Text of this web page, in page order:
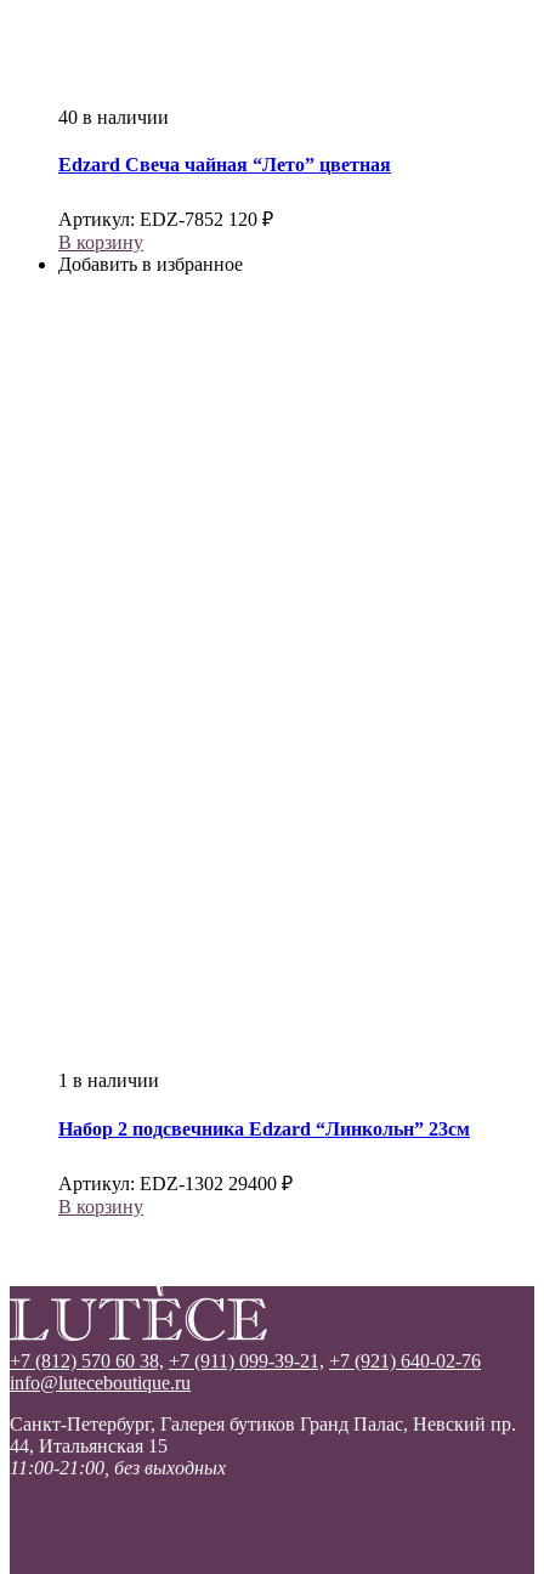
40 в наличии
Edzard Свеча чайная “Лето” цветная
Артикул: EDZ-7852 120 ₽
В корзину
Добавить в избранное
1 в наличии
Набор 2 подсвечника Edzard “Линкольн” 23см
Артикул: EDZ-1302 29400 ₽
В корзину
+7 (812) 570 60 38, +7 (911) 099-39-21, +7 (921) 640-02-76
info@luteceboutique.ru
Санкт-Петербург, Галерея бутиков Гранд Палас, Невский пр.
44, Итальянская 15
11:00-21:00, без выходных